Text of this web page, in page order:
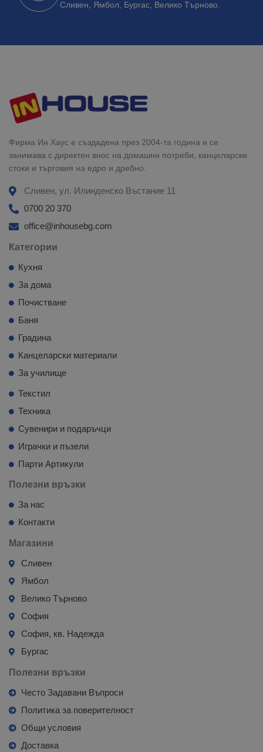
Сливен, Ямбол, Бургас, Велико Търново.
Фирма Ин Хаус е създадена през 2004-та година и се
занимава с директен внос на домашни потреби, канцеларски
стоки и търговия на едро и дребно.
Сливен, ул. Илинденско Въстание 11
0700 20 370
office@inhousebg.com
Категории
Кухня
За дома
Почистване
Баня
Градина
Канцеларски материали
За училище
Текстил
Техника
Сувенири и подаръчци
Играчки и пъзели
Парти Артикули
Полезни връзки
За нас
Контакти
Магазини
Сливен
Ямбол
Велико Търново
София
София, кв. Надежда
Бургас
Полезни връзки
Често Задавани Въпроси
Политика за поверителност
Общи условия
Доставка